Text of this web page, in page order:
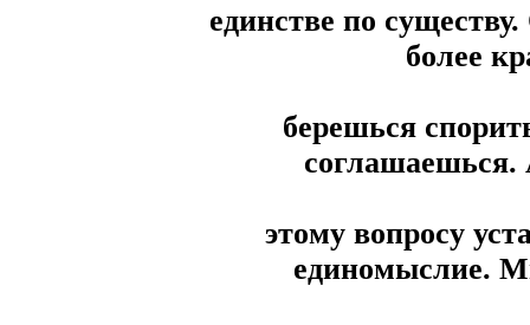
единстве по
более
берешься
соглашаешься.
этому вопросу
единомыслие.